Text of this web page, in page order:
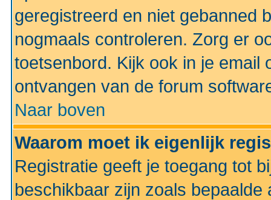
geregistreerd en niet gebanned
nogmaals controleren. Zorg er
toetsenbord. Kijk ook in je email
ontvangen van de forum
Naar boven
Waarom moet ik eigenlijk
Registratie geeft je toegang tot
beschikbaar zijn zoals